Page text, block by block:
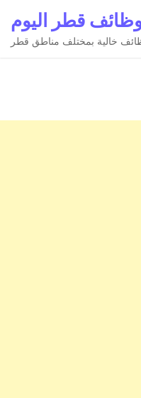
قطر اليوم
خالية بمختلف مناطق قطر